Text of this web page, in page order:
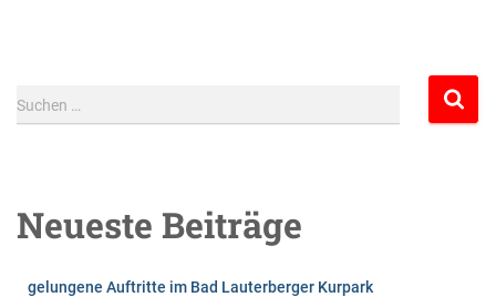
S
u
n
n
Suchen …
Neueste Beiträge
gelungene Auftritte im Bad Lauterberger Kurpark